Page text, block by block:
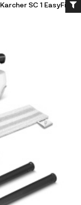
SC 1 EasyFix